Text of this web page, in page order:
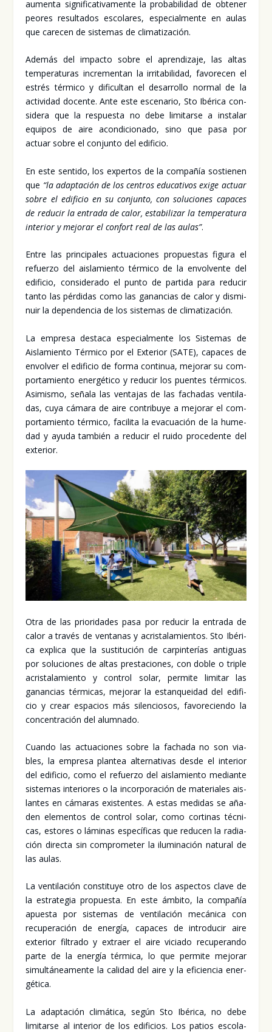
aumen­ta sig­ni­fi­ca­ti­va­men­te la pro­ba­bi­li­dad de obte­ner
peo­res resul­ta­dos esco­la­res, espe­cial­men­te en aulas
que care­cen de sis­te­mas de cli­ma­ti­za­ción.
Ade­más del impac­to sobre el apren­di­za­je, las altas
tem­pe­ra­tu­ras incre­men­tan la irri­ta­bi­li­dad, favo­re­cen el
estrés tér­mi­co y difi­cul­tan el desa­rro­llo nor­mal de la
acti­vi­dad docen­te. Ante este esce­na­rio, Sto Ibé­ri­ca con­
si­de­ra que la res­pues­ta no debe limi­tar­se a ins­ta­lar
equi­pos de aire acon­di­cio­na­do, sino que pasa por
actuar sobre el con­jun­to del edi­fi­cio.
En este sen­ti­do, los exper­tos de la com­pa­ñía sos­tie­nen
que “la adap­ta­ción de los cen­tros edu­ca­ti­vos exi­ge actuar
sobre el edi­fi­cio en su con­jun­to, con solu­cio­nes capa­ces
de redu­cir la entra­da de calor, esta­bi­li­zar la tem­pe­ra­tu­ra
inte­rior y mejo­rar el con­fort real de las aulas”.
Entre las prin­ci­pa­les actua­cio­nes pro­pues­tas figu­ra el
refuer­zo del ais­la­mien­to tér­mi­co de la envol­ven­te del
edi­fi­cio, con­si­de­ra­do el pun­to de par­ti­da para redu­cir
tan­to las pér­di­das como las ganan­cias de calor y dis­mi­
nuir la depen­den­cia de los sis­te­mas de cli­ma­ti­za­ción.
La empre­sa des­ta­ca espe­cial­men­te los Sis­te­mas de
Ais­la­mien­to Tér­mi­co por el Exte­rior (SATE), capa­ces de
envol­ver el edi­fi­cio de for­ma con­ti­nua, mejo­rar su com­
por­ta­mien­to ener­gé­ti­co y redu­cir los puen­tes tér­mi­cos.
Asi­mis­mo, seña­la las ven­ta­jas de las facha­das ven­ti­la­
das, cuya cáma­ra de aire con­tri­bu­ye a mejo­rar el com­
por­ta­mien­to tér­mi­co, faci­li­ta la eva­cua­ción de la hume­
dad y ayu­da tam­bién a redu­cir el rui­do pro­ce­den­te del
exte­rior.
Otra de las prio­ri­da­des pasa por redu­cir la entra­da de
calor a tra­vés de ven­ta­nas y acris­ta­la­mien­tos. Sto Ibé­ri­
ca expli­ca que la sus­ti­tu­ción de car­pin­te­rías anti­guas
por solu­cio­nes de altas pres­ta­cio­nes, con doble o tri­ple
acris­ta­la­mien­to y con­trol solar, per­mi­te limi­tar las
ganan­cias tér­mi­cas, mejo­rar la estan­quei­dad del edi­fi­
cio y crear espa­cios más silen­cio­sos, favo­re­cien­do la
con­cen­tra­ción del alum­na­do.
Cuan­do las actua­cio­nes sobre la facha­da no son via­
bles, la empre­sa plan­tea alter­na­ti­vas des­de el inte­rior
del edi­fi­cio, como el refuer­zo del ais­la­mien­to median­te
sis­te­mas inte­rio­res o la incor­po­ra­ción de mate­ria­les ais­
lan­tes en cáma­ras exis­ten­tes. A estas medi­das se aña­
den ele­men­tos de con­trol solar, como cor­ti­nas téc­ni­
cas, esto­res o lámi­nas espe­cí­fi­cas que redu­cen la radia­
ción direc­ta sin com­pro­me­ter la ilu­mi­na­ción natu­ral de
las aulas.
La ven­ti­la­ción cons­ti­tu­ye otro de los aspec­tos cla­ve de
la estra­te­gia pro­pues­ta. En este ámbi­to, la com­pa­ñía
apues­ta por sis­te­mas de ven­ti­la­ción mecá­ni­ca con
recu­pe­ra­ción de ener­gía, capa­ces de intro­du­cir aire
exte­rior fil­tra­do y extraer el aire vicia­do recu­pe­ran­do
par­te de la ener­gía tér­mi­ca, lo que per­mi­te mejo­rar
simul­tá­nea­men­te la cali­dad del aire y la efi­cien­cia ener­
gé­ti­ca.
La adap­ta­ción cli­má­ti­ca, según Sto Ibé­ri­ca, no debe
limi­tar­se al inte­rior de los edi­fi­cios. Los patios esco­la­